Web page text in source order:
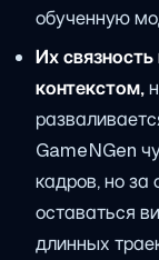
обученную
Их
контекстом,
GameNGen
кадров, но за
оставаться
длинных